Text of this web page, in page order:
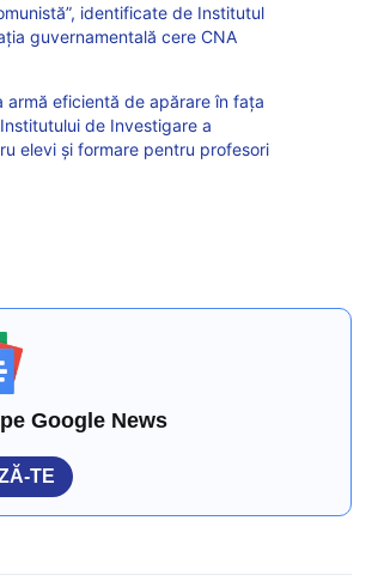
identificate de Institutul
guvernamentală cere CNA
armă eficientă de apărare în faţa
de Investigare a
elevi și formare pentru profesori
Google News
TE